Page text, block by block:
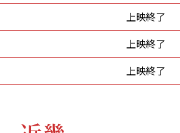
上映終了
上映終了
上映終了